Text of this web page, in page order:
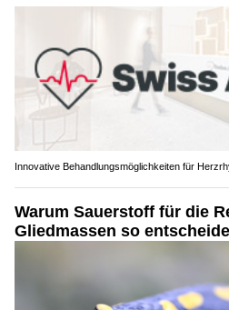
Innovative Behandlungsmöglichkeiten für
Warum Sauerstoff für die
Gliedmassen so